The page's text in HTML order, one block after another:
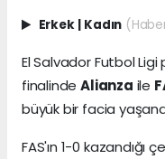
Erkek | Kadın
El Salvador Futbol
finalindeAlianza ile
büyük bir facia
FAS'ın 1-0 kazandığı